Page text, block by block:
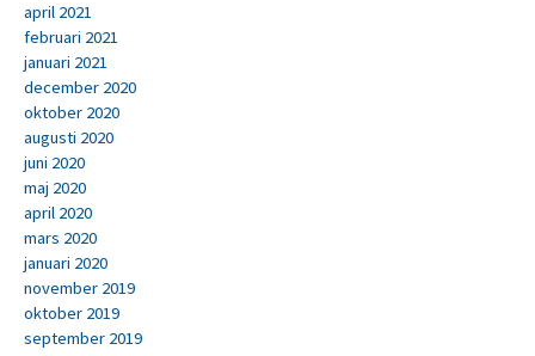
april 2021
februari 2021
januari 2021
december 2020
oktober 2020
augusti 2020
juni 2020
maj 2020
april 2020
mars 2020
januari 2020
november 2019
oktober 2019
september 2019